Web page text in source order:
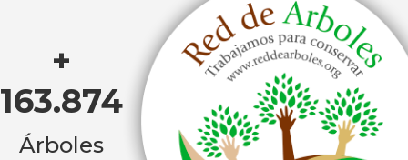
+
163.874
Árboles